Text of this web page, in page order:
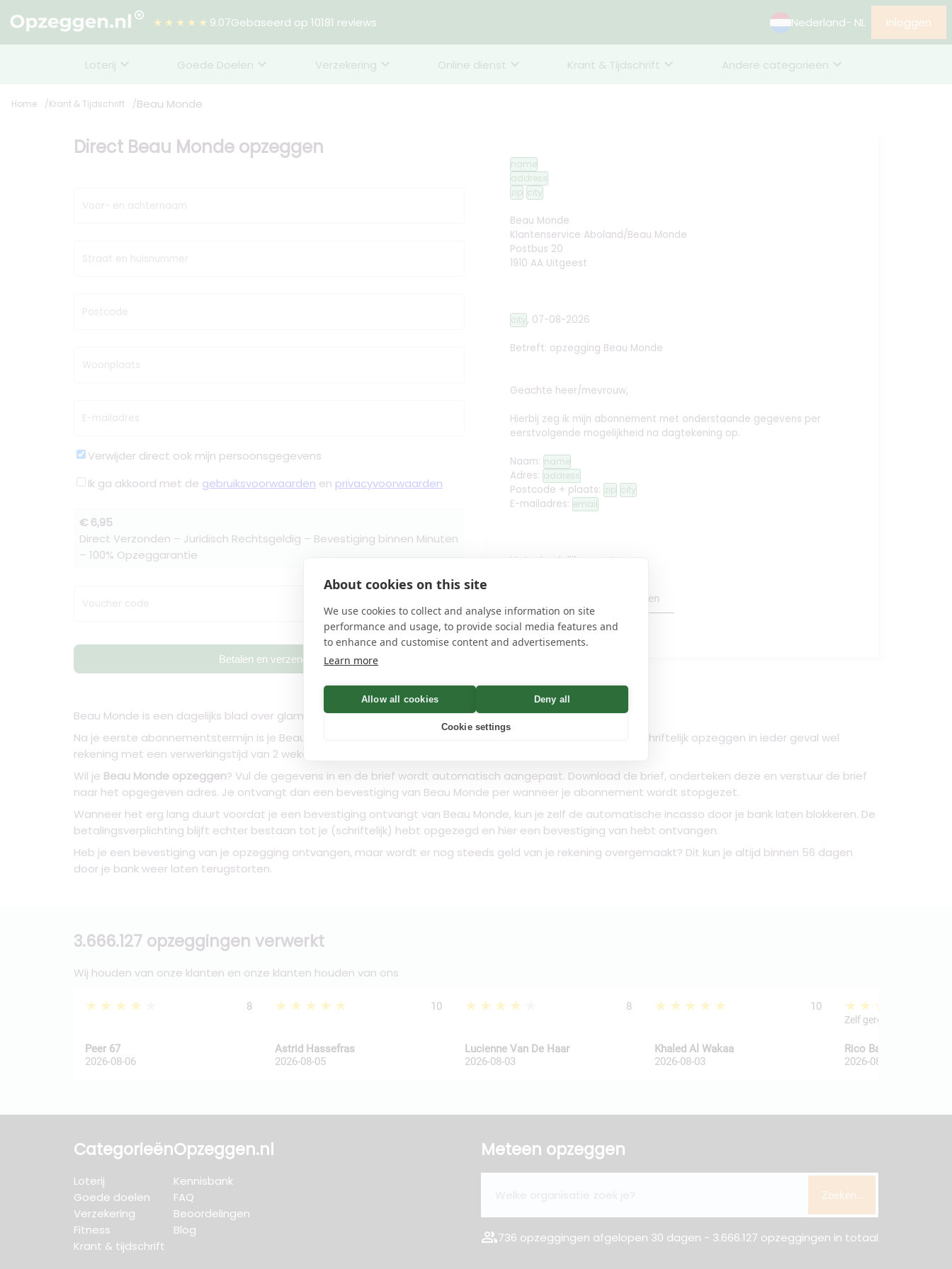
About cookies on this site
We use cookies to collect and analyse information on site
performance and usage, to provide social media features and
to enhance and customise content and advertisements.
Learn more
Allow all cookies Deny all
Cookie settings
★★★★★ 9.07Gebaseerd op 10181 reviews Nederland- NL Inloggen
Loterij Goede Doelen Verzekering Online dienst Krant & Tijdschrift Andere categorieën
Home Krant & Tijdschrift Beau Monde
Direct Beau Monde opzeggen
Voor- en achternaam
Straat en huisnummer
Postcode
Woonplaats
E-mailadres
Verwijder direct ook mijn persoonsgegevens
Ik ga akkoord met de gebruiksvoorwaarden en privacyvoorwaarden
€ 6,95
Direct Verzonden – Juridisch Rechtsgeldig – Bevestiging binnen Minuten
– 100% Opzeggarantie
Voucher code
Betalen en verzenden
name
address
zip city
Beau Monde
Klantenservice Aboland/Beau Monde
Postbus 20
1910 AA Uitgeest
city, 07-08-2026
Betreft: opzegging Beau Monde
Geachte heer/mevrouw,
Hierbij zeg ik mijn abonnement met onderstaande gegevens per
eerstvolgende mogelijkheid na dagtekening op.
Naam: name
Adres: address
Postcode + plaats: zip city
E-mailadres: email
Met vriendelijke groet,
Handtekening toevoegen
name
Beau Monde is een dagelijks blad over glamour, beauty en fashion.
Na je eerste abonnementstermijn is je Beau Monde abonnement altijd maandelijks opzegbaar. Hou bij het schriftelijk opzeggen in ieder geval wel
rekening met een verwerkingstijd van 2 weken.
Wil je Beau Monde opzeggen? Vul de gegevens in en de brief wordt automatisch aangepast. Download de brief, onderteken deze en verstuur de brief
naar het opgegeven adres. Je ontvangt dan een bevestiging van Beau Monde per wanneer je abonnement wordt stopgezet.
Wanneer het erg lang duurt voordat je een bevestiging ontvangt van Beau Monde, kun je zelf de automatische incasso door je bank laten blokkeren. De
betalingsverplichting blijft echter bestaan tot je (schriftelijk) hebt opgezegd en hier een bevestiging van hebt ontvangen.
Heb je een bevestiging van je opzegging ontvangen, maar wordt er nog steeds geld van je rekening overgemaakt? Dit kun je altijd binnen 56 dagen
door je bank weer laten terugstorten.
3.666.127 opzeggingen verwerkt
Wij houden van onze klanten en onze klanten houden van ons
★★★★★ 8
Peer 67
2026-08-06
★★★★★ 10
Astrid Hassefras
2026-08-05
★★★★★ 8
Lucienne Van De Haar
2026-08-03
★★★★★ 10
Khaled Al Wakaa
2026-08-03
★★★★★
Zelf geregeld
Rico Ballegooij van
2026-08-03
Categorieën
Loterij
Goede doelen
Verzekering
Fitness
Krant & tijdschrift
Opzeggen.nl
Kennisbank
FAQ
Beoordelingen
Blog
Meteen opzeggen
Zoeken..
group736 opzeggingen afgelopen 30 dagen - 3.666.127 opzeggingen in totaal